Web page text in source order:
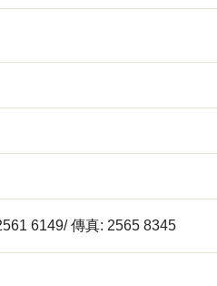
6149/ 傳真: 2565 8345